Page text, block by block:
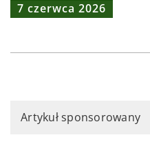
7 czerwca 2026
Artykuł sponsorowany